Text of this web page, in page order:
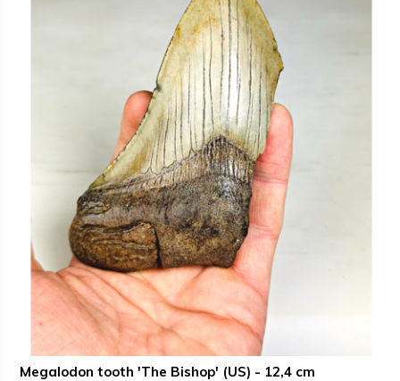
Megalodon tooth 'The Bishop' (US) - 12,4 cm